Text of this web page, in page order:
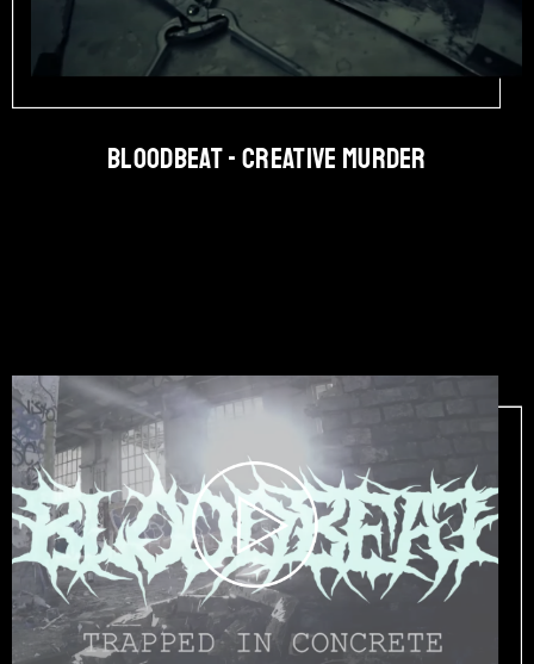
BLOODBEAT - Creative Murder